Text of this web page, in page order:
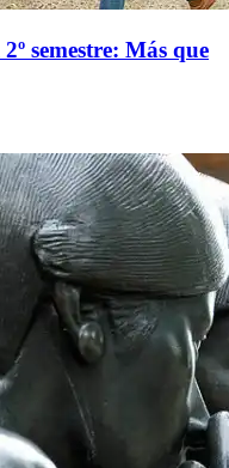
semestre: Más que